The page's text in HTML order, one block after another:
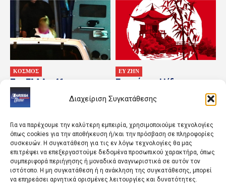
Διαχείριση Συγκατάθεσης
Για να παρέχουμε την καλύτερη εμπειρία, χρησιμοποιούμε τεχνολογίες
όπως cookies για την αποθήκευση ή/και την πρόσβαση σε πληροφορίες
συσκευών. Η συγκατάθεση για τις εν λόγω τεχνολογίες θα μας
επιτρέψει να επεξεργαστούμε δεδομένα προσωπικού χαρακτήρα, όπως
συμπεριφορά περιήγησης ή μοναδικά αναγνωριστικά σε αυτόν τον
ιστότοπο. Η μη συγκατάθεση ή η ανάκληση της συγκατάθεσης, μπορεί
να επηρεάσει αρνητικά ορισμένες λειτουργίες και δυνατότητες.
ΚΟΣΜΟΣ
Στη ΓΑΔΑ η 46χρονη της
Marfin – Οι πρώτες
φωτογραφίες από την
ΕΥ ΖΗΝ
Γιοσούκου: Η ίδια η
διαδρομή είναι η
πραγμάτωση.